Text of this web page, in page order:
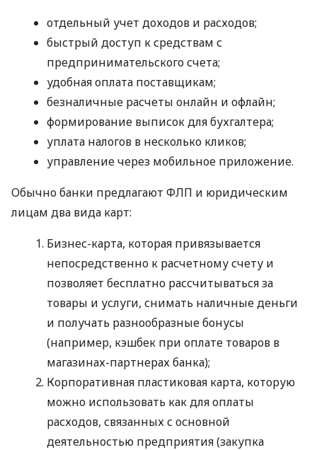
отдельный учет доходов и расходов;
быстрый доступ к средствам с
предпринимательского счета;
удобная оплата поставщикам;
безналичные расчеты онлайн и офлайн;
формирование выписок для бухгалтера;
уплата налогов в несколько кликов;
управление через мобильное приложение.
Обычно банки предлагают ФЛП и юридическим
лицам два вида карт:
Бизнес-карта, которая привязывается
непосредственно к расчетному счету и
позволяет бесплатно рассчитываться за
товары и услуги, снимать наличные деньги
и получать разнообразные бонусы
(например, кэшбек при оплате товаров в
магазинах-партнерах банка);
Корпоративная пластиковая карта, которую
можно использовать как для оплаты
расходов, связанных с основной
деятельностью предприятия (закупка